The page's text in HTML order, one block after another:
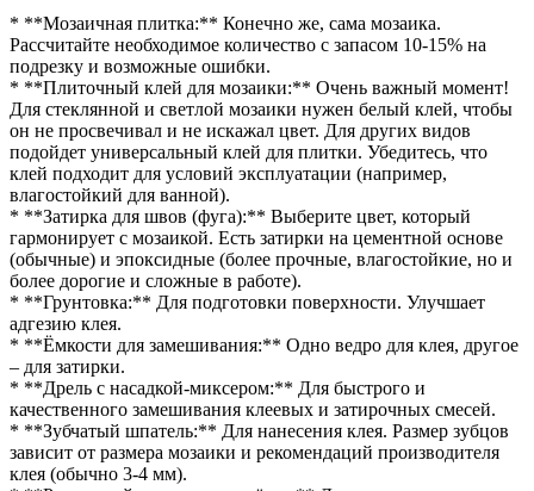
* **Мозаичная плитка:** Конечно же, сама мозаика.
Рассчитайте необходимое количество с запасом 10-15% на
подрезку и возможные ошибки.
* **Плиточный клей для мозаики:** Очень важный момент!
Для стеклянной и светлой мозаики нужен белый клей, чтобы
он не просвечивал и не искажал цвет. Для других видов
подойдет универсальный клей для плитки. Убедитесь, что
клей подходит для условий эксплуатации (например,
влагостойкий для ванной).
* **Затирка для швов (фуга):** Выберите цвет, который
гармонирует с мозаикой. Есть затирки на цементной основе
(обычные) и эпоксидные (более прочные, влагостойкие, но и
более дорогие и сложные в работе).
* **Грунтовка:** Для подготовки поверхности. Улучшает
адгезию клея.
* **Ёмкости для замешивания:** Одно ведро для клея, другое
– для затирки.
* **Дрель с насадкой-миксером:** Для быстрого и
качественного замешивания клеевых и затирочных смесей.
* **Зубчатый шпатель:** Для нанесения клея. Размер зубцов
зависит от размера мозаики и рекомендаций производителя
клея (обычно 3-4 мм).